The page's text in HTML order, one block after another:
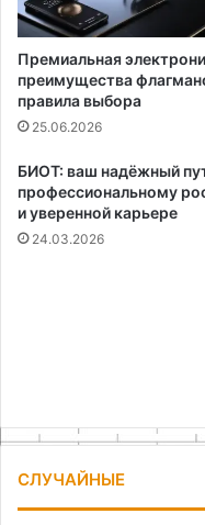
Премиальная
преимущества
правила выбора
25.06.2026
БИОТ: ваш надёжный
профессиональному
и уверенной карьере
24.03.2026
СЛУЧАЙНЫЕ